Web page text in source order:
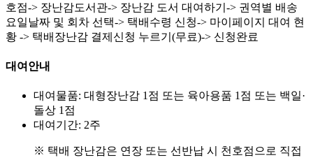
호점-> 장난감도서관-> 장난감 도서 대여하기-> 권역별 배송
요일날짜 및 회차 선택-> 택배수령 신청-> 마이페이지 대여 현
황 -> 택배장난감 결제신청 누르기(무료)-> 신청완료
대여안내
대여물품: 대형장난감 1점 또는 육아용품 1점 또는 백일·
돌상 1점
대여기간: 2주
※ 택배 장난감은 연장 또는 선반납 시 천호점으로 직접